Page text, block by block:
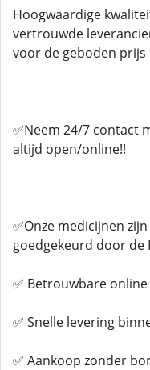
Hoogwaardige
vertrouwde
voor de geboden
✅Neem 24/7 contact
altijd open/online!!
✅Onze medicijnen
goedgekeurd door de
✅ Betrouwbare
✅ Snelle levering
✅ Aankoop zonder